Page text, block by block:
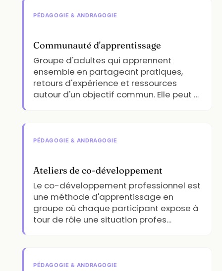
PÉDAGOGIE & ANDRAGOGIE
Communauté d'apprentissage
Groupe d'adultes qui apprennent
ensemble en partageant pratiques,
retours d'expérience et ressources
autour d'un objectif commun. Elle peut …
PÉDAGOGIE & ANDRAGOGIE
Ateliers de co-développement
Le co-développement professionnel est
une méthode d'apprentissage en
groupe où chaque participant expose à
tour de rôle une situation profes…
PÉDAGOGIE & ANDRAGOGIE